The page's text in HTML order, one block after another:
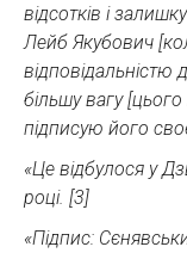
відсотків і
Лейб Якубович
відповідальністю
більшу вагу [цього
підписую його
«Це відбулося у
році. [3]
«Підпис: